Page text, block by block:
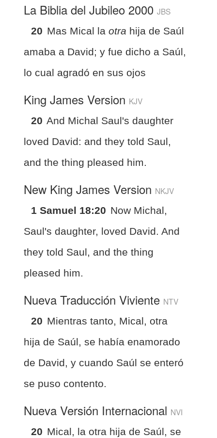
La Biblia del Jubileo 2000 JBS
20 Mas Mical la otra hija de Saúl
amaba a David; y fue dicho a Saúl,
lo cual agradó en sus ojos
King James Version KJV
20 And Michal Saul's daughter
loved David: and they told Saul,
and the thing pleased him.
New King James Version NKJV
1 Samuel 18:20 Now Michal,
Saul's daughter, loved David. And
they told Saul, and the thing
pleased him.
Nueva Traducción Viviente NTV
20 Mientras tanto, Mical, otra
hija de Saúl, se había enamorado
de David, y cuando Saúl se enteró
se puso contento.
Nueva Versión Internacional NVI
20 Mical, la otra hija de Saúl, se